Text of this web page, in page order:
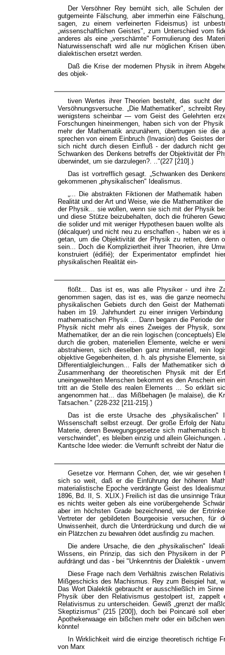
Der Versöhner Rey bemüht sich, alle Schulen
gutgemeinte Fälschung, aber immerhin eine
sagen, zu einem verfeinerten Fideismus) ist
„wissenschaftlichen Geistes", zum Unterschied vom
anderes als eine „verschämte" Formulierung des
Naturwissenschaft wird alle nur möglichen Krisen
dialektischen ersetzt werden.
Daß die Krise der modernen Physik in ihrem
des objek-
tiven Wertes ihrer Theorien besteht, das sucht
Versöhnungsversuche. „Die Mathematiker", schreibt
wenigstens scheinbar — vom Geist des Gelehrten
Forschungen hineinmengen, haben sich von der
mehr der Mathematik anzunähern, übertrugen sie
sprechen von einem Einbruch (Invasion) des Geistes
sich nicht durch diesen Einfluß - der dadurch nicht
Schwanken des Denkens betreffs der Objektivität der
überwindet, um sie darzulegen?. .."(227 [210].)
Das ist vortrefflich gesagt. „Schwanken des
gekommenen „physikalischen" Idealismus.
„... Die abstrakten Fiktionen der Mathematik
Realität und der Art und Weise, wie die Mathematiker
der Physik... sie wollen, wenn sie sich mit der Physik
und diese Stütze beizubehalten, doch die früheren
die solider und mit weniger Hypothesen bauen wollte
(décalquer) und nicht neu zu erschaffen -, haben wir
getan, um die Objektivität der Physik zu retten, denn
sein... Doch die Kompliziertheit ihrer Theorien, ihre
konstruiert (édifié); der Experimentator empfindet
physikalischen Realität ein-
flößt... Das ist es, was alle Physiker - und ihre
genommen sagen, das ist es, was die ganze
physikalischen Gebiets durch den Geist der
haben im 19. Jahrhundert zu einer innigen
mathematischen Physik ... Dann begann die Periode
Physik nicht mehr als eines Zweiges der Physik,
Mathematiker, der an die rein logischen (conceptuels)
durch die groben, materiellen Elemente, welche er
abstrahieren, sich dieselben ganz immateriell, rein
objektive Gegebenheiten, d. h. als physishe Elemente,
Differentialgleichungen... Falls der Mathematiker
Zusammenhang der theoretischen Physik mit der
uneingeweihten Menschen bekommt es den Anschein
tritt an die Stelle des realen Elements ... So erklärt
angenommen hat... das Mißbehagen (le malaise), die
Tatsachen." (228-232 [211-215].)
Das ist die erste Ursache des „physikalischen"
Wissenschaft selbst erzeugt. Der große Erfolg der
Materie, deren Bewegungsgesetze sich
verschwindet", es bleiben einzig und allein
Kantsche Idee wieder: die Vernunft schreibt der Natur die
Gesetze vor. Hermann Cohen, der, wie wir
sich so weit, daß er die Einführung der höheren
materialistische Epoche verdrängte Geist des
1896, Bd. II, S. XLIX.) Freilich ist das die unsinnige
es nichts weiter geben als eine vorübergehende
aber im höchsten Grade bezeichnend, wie der
Vertreter der gebildeten Bourgeoisie versuchen,
Unwissenheit, durch die Unterdrückung und durch die
ein Plätzchen zu bewahren ödet ausfindig zu machen.
Die andere Ursache, die den „physikalischen"
Wissens, ein Prinzip, das sich den Physikern in der
aufdrängt und das - bei "Unkenntnis der Dialektik -
Diese Frage nach dem Verhältnis zwischen
Mißgeschicks des Machismus. Rey zum Beispiel hat,
Das Wort Dialektik gebraucht er ausschließlich im
Physik über den Relativismus gestolpert ist,
Relativismus zu unterscheiden. Gewiß „grenzt der
Skeptizismus" (215 [200]), doch bei Poincaré soll
Apothekerwaage ein bißchen mehr oder ein bißchen
könnte!
In Wirklichkeit wird die einzige theoretisch richtige
von Marx